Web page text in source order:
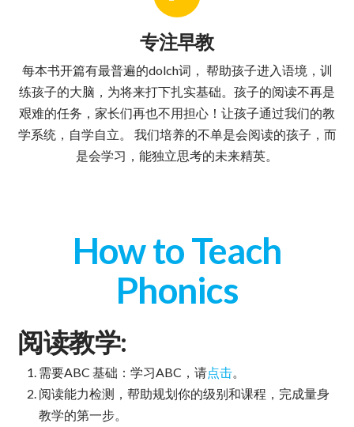
专注早教
每本书开篇有最普遍的dolch词， 帮助孩子进入语境，训
练孩子的大脑，为将来打下扎实基础。孩子的阅读不再是
艰难的任务，家长们再也不用担心！让孩子通过我们的教
学系统，自学自立。 我们培养的不单是会阅读的孩子，而
是会学习，能独立思考的未来精英。
How to Teach
Phonics
阅读教学:
需要ABC 基础：学习ABC，请点击。
阅读能力检测，帮助规划你的级别和课程，完成量身
教学的第一步。